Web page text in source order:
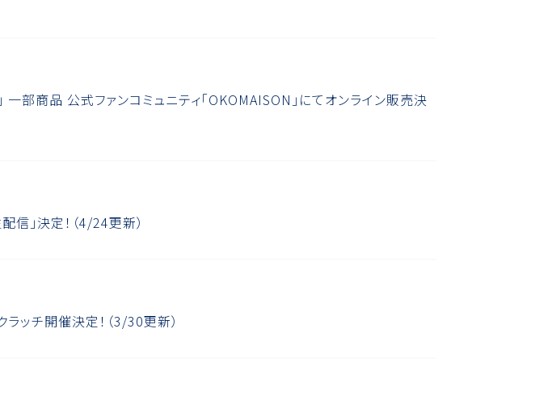
部商品 公式ファンコミュニティ「OKOMAISON」にてオンライン販売決
」決定！（4/24更新）
ッチ開催決定！（3/30更新）